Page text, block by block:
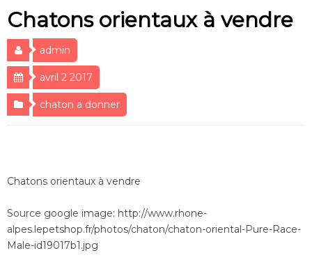
Chatons orientaux à vendre
admin
avril 2 2017
chaton a donner
Chatons orientaux à vendre
Source google image: http://www.rhone-
alpes.lepetshop.fr/photos/chaton/chaton-oriental-Pure-Race-
Male-id19017b1.jpg